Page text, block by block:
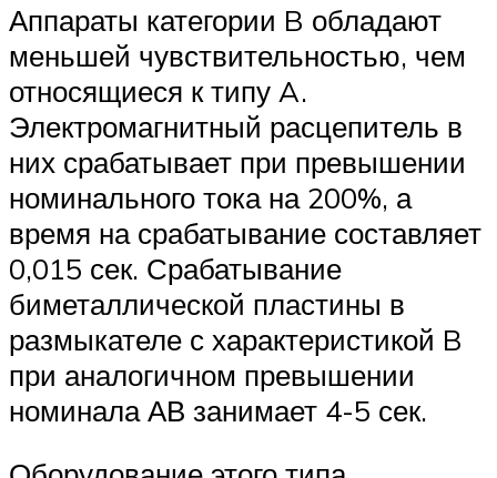
Аппараты категории B обладают
меньшей чувствительностью, чем
относящиеся к типу A.
Электромагнитный расцепитель в
них срабатывает при превышении
номинального тока на 200%, а
время на срабатывание составляет
0,015 сек. Срабатывание
биметаллической пластины в
размыкателе с характеристикой B
при аналогичном превышении
номинала АВ занимает 4-5 сек.